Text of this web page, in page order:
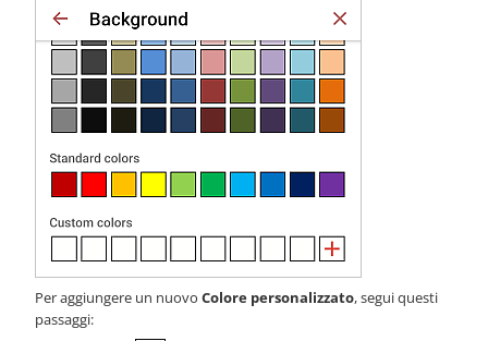
Per aggiungere un nuovo Colore personalizzato, segui questi
passaggi: